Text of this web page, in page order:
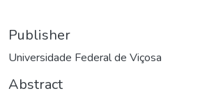
Publisher
Universidade Federal de Viçosa
Abstract